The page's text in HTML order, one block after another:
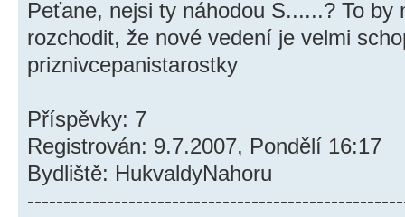
Peťane, nejsi ty náhodou S......? To by
rozchodit, že nové vedení je velmi
priznivcepanistarostky
Příspěvky: 7
Registrován: 9.7.2007, Pondělí 16:17
Bydliště: HukvaldyNahoru